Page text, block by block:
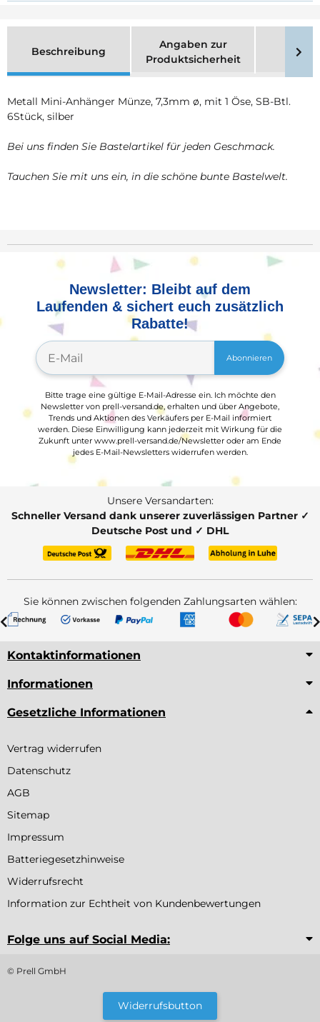
Beschreibung
Angaben zur
Produktsicherheit
Metall Mini-Anhänger Münze, 7,3mm ø, mit 1 Öse, SB-Btl.
6Stück, silber
Bei uns finden Sie Bastelartikel für jeden Geschmack.
Tauchen Sie mit uns ein, in die schöne bunte Bastelwelt.
Newsletter: Bleibt auf dem
Laufenden & sichert euch zusätzlich
Rabatte!
Abonnieren
Bitte trage eine gültige E-Mail-Adresse ein. Ich möchte den
Newsletter von prell-versand.de, erhalten und über Angebote,
Trends und Aktionen des Verkäufers per E-Mail informiert
werden. Diese Einwilligung kann jederzeit mit Wirkung für die
Zukunft unter www.prell-versand.de/Newsletter oder am Ende
jedes E-Mail-Newsletters widerrufen werden.
Unsere Versandarten:
Schneller Versand dank unserer zuverlässigen Partner ✓
Deutsche Post und ✓ DHL
Sie können zwischen folgenden Zahlungsarten wählen:
Kontaktinformationen
Informationen
Gesetzliche Informationen
Vertrag widerrufen
Datenschutz
AGB
Sitemap
Impressum
Batteriegesetzhinweise
Widerrufsrecht
Information zur Echtheit von Kundenbewertungen
Folge uns auf Social Media:
© Prell GmbH
Widerrufsbutton